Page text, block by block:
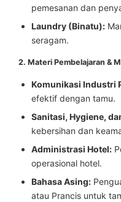
pemesanan dan
Laundry (Binatu):
seragam.
2. Materi Pembelajaran &
Komunikasi Industri
efektif dengan tamu.
Sanitasi, Hygiene,
kebersihan dan
Administrasi Hotel:
operasional hotel.
Bahasa Asing:
atau Prancis untuk